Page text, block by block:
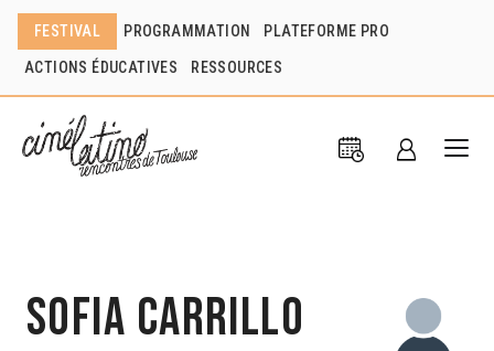
FESTIVAL PROGRAMMATION PLATEFORME PRO
ACTIONS ÉDUCATIVES RESSOURCES
Sofia Carrillo